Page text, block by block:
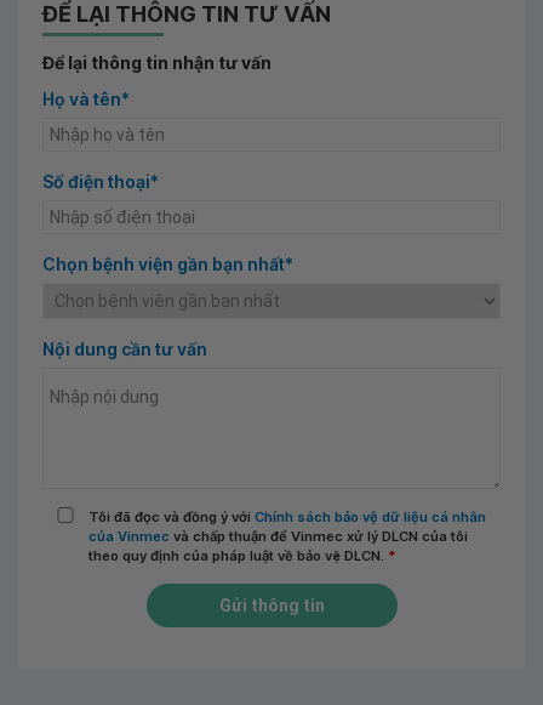
ĐỂ LẠI THÔNG TIN TƯ VẤN
Để lại thông tin nhận tư vấn
Họ và tên*
Số điện thoại*
Chọn bệnh viện gần bạn nhất*
Nội dung cần tư vấn
Tôi đã đọc và đồng ý với Chính sách bảo vệ dữ liệu cá nhân
của Vinmec và chấp thuận để Vinmec xử lý DLCN của tôi
theo quy định của pháp luật về bảo vệ DLCN. *
Gửi thông tin